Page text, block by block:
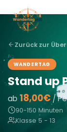
Zurück zur
WANDERTAG
Stand up
ab 18,00€ /
90-150 Minuten
Klasse 5 - 13